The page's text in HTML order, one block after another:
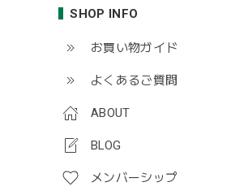
SHOP INFO
お買い物ガイド
よくあるご質問
ABOUT
BLOG
メンバーシップ